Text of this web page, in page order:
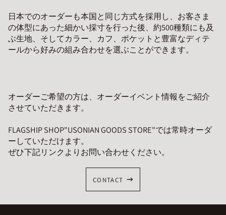
日本でのオーダーも本国と同じ方式を採用し、お客さま
の体型にあった細かい採寸を行った後、約500種類にも及
ぶ生地、そしてカラー、カフ、ポケットと豊富なディテ
ールから好みの組み合わせを選ぶことができます。
オーダーご希望の方は、オーダーイベント情報をご紹介
させていただきます。
FLAGSHIP SHOP"USONIAN GOODS STORE"では常時オーダ
ーしていただけます。
ぜひ下記リンクよりお問い合わせください。
CONTACT